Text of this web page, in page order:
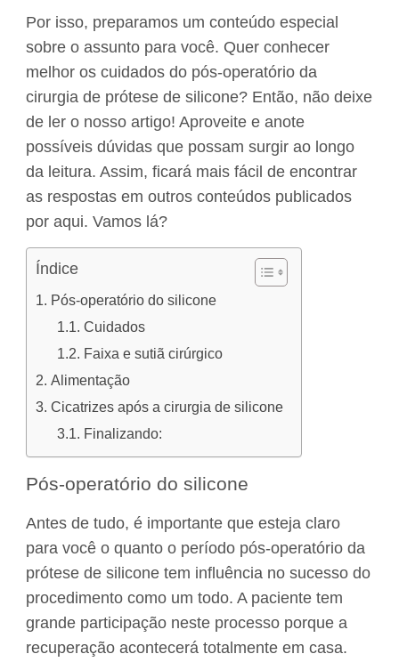
Por isso, preparamos um conteúdo especial
sobre o assunto para você. Quer conhecer
melhor os cuidados do pós-operatório da
cirurgia de prótese de silicone? Então, não deixe
de ler o nosso artigo! Aproveite e anote
possíveis dúvidas que possam surgir ao longo
da leitura. Assim, ficará mais fácil de encontrar
as respostas em outros conteúdos publicados
por aqui. Vamos lá?
Índice
Pós-operatório do silicone
Cuidados
Faixa e sutiã cirúrgico
Alimentação
Cicatrizes após a cirurgia de silicone
Finalizando:
Pós-operatório do silicone
Antes de tudo, é importante que esteja claro
para você o quanto o período pós-operatório da
prótese de silicone tem influência no sucesso do
procedimento como um todo. A paciente tem
grande participação neste processo porque a
recuperação acontecerá totalmente em casa.